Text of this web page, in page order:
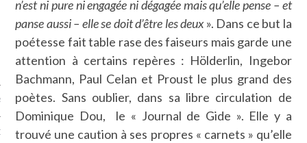
CARAVELLE
PODCAST
n’est ni pure ni engagée ni dégagée mais qu’elle pense – et
panse aussi – elle se doit d’être les deux». Dans ce but la
poétesse fait table rase des faiseurs mais garde une
attention à certains repères : Hölderlin, Ingebor
Bachmann, Paul Celan et Proust le plus grand des
poètes. Sans oublier, dans sa libre circulation de
Dominique Dou, le « Journal de Gide ». Elle y a
trouvé une caution à ses propres « carnets » qu’elle